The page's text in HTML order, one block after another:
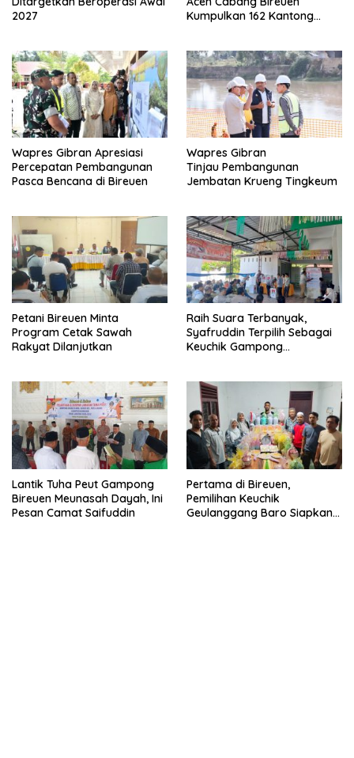
2027
Kumpulkan 162 Kantong
Wapres Gibran Apresiasi
Percepatan Pembangunan
Pasca Bencana di Bireuen
Wapres Gibran
Tinjau Pembangunan
Jembatan Krueng Tingkeum
Petani Bireuen Minta
Program Cetak Sawah
Rakyat Dilanjutkan
Raih Suara Terbanyak,
Syafruddin Terpilih Sebagai
Keuchik Gampong
Lantik Tuha Peut Gampong
Bireuen Meunasah Dayah, Ini
Pertama di Bireuen,
Pemilihan Keuchik
Geulanggang Baro Siapkan